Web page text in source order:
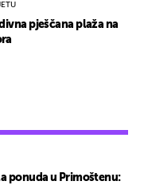
ponuda u Primoštenu:
pješčana plaža na